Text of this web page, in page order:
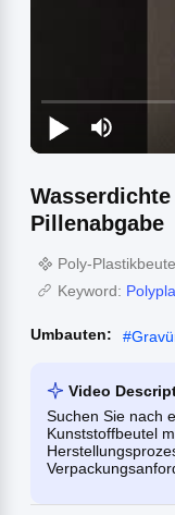
Pillenabgabe
Poly-
Keyword:
Umbauten: #
Video
Suchen Sie nach
Kunststoffbeutel